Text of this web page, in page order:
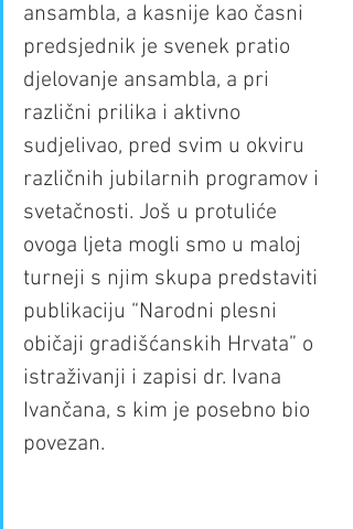
ansambla, a kasnije kao časni
predsjednik je svenek pratio
djelovanje ansambla, a pri
različni prilika i aktivno
sudjelivao, pred svim u okviru
različnih jubilarnih programov i
svetačnosti. Još u protuliće
ovoga ljeta mogli smo u maloj
turneji s njim skupa predstaviti
publikaciju “Narodni plesni
običaji gradišćanskih Hrvata” o
istraživanji i zapisi dr. Ivana
Ivančana, s kim je posebno bio
povezan.